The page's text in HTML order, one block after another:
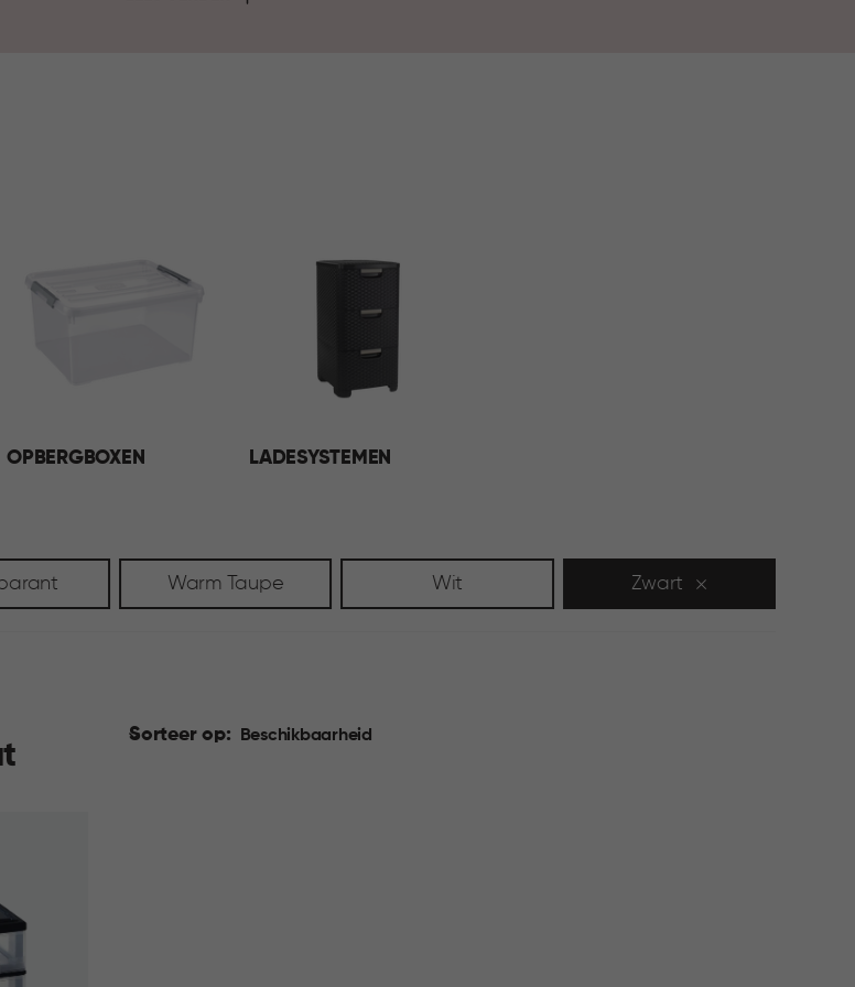
OPBERGBOXEN LADESYSTEMEN
Warm Taupe Wit Zwart
Sorteer op: Beschikbaarheid